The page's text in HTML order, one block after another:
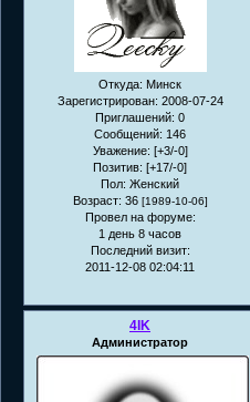
Откуда: Минск
Зарегистрирован: 2008-07-24
Приглашений: 0
Сообщений: 146
Уважение: [+3/-0]
Позитив: [+17/-0]
Пол: Женский
Возраст: 36 [1989-10-06]
Провел на форуме:
1 день 8 часов
Последний визит:
2011-12-08 02:04:11
4IK
Администратор